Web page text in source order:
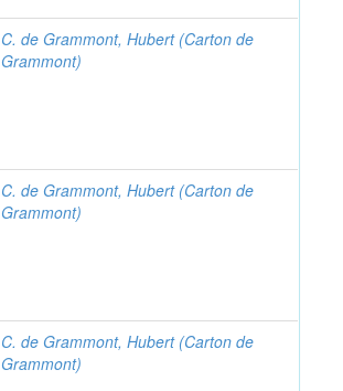
C. de Grammont, Hubert (Carton de
Grammont)
C. de Grammont, Hubert (Carton de
Grammont)
C. de Grammont, Hubert (Carton de
Grammont)